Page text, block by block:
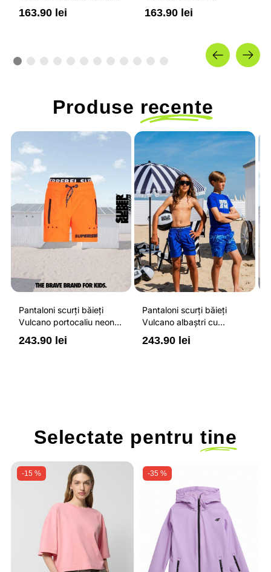
protecție solară UPF 50+
163.90 lei
confortabil și cu protecție
solară UPF 50+
163.90 lei
Produse recente
Pantaloni scurți băieți
Vulcano albaștri cu
buzunare cu fermoar,
impermeabili și talie
243.90 lei
Pantaloni scurți băieți
Vulcano gri închis cu
buzunare cu fermoar,
impermeabili și talie
243.90 lei
Selectate pentru tine
-15 % -35 %